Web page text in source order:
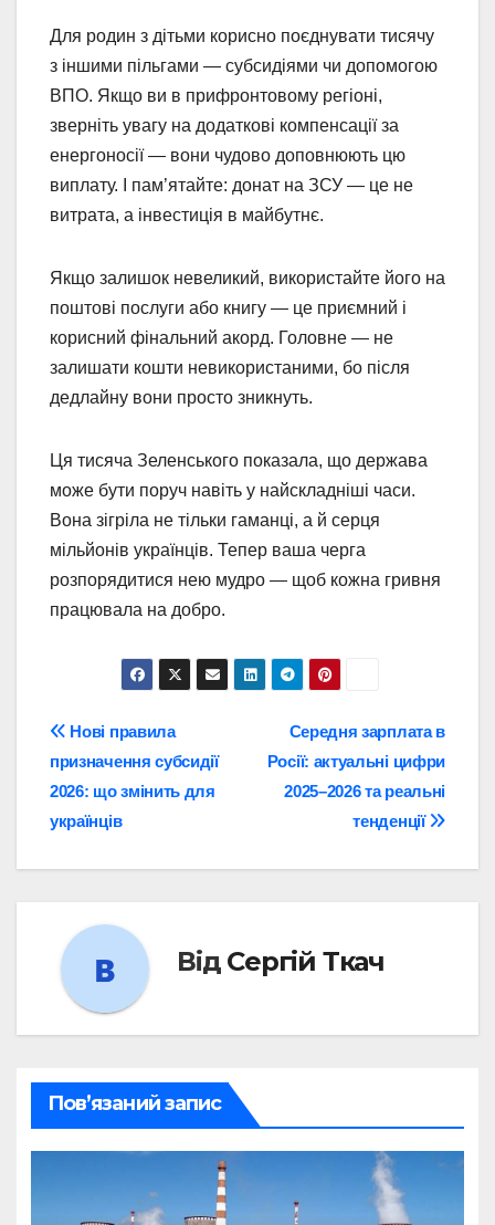
Для родин з дітьми корисно поєднувати тисячу
з іншими пільгами — субсидіями чи допомогою
ВПО. Якщо ви в прифронтовому регіоні,
зверніть увагу на додаткові компенсації за
енергоносії — вони чудово доповнюють цю
виплату. І пам’ятайте: донат на ЗСУ — це не
витрата, а інвестиція в майбутнє.
Якщо залишок невеликий, використайте його на
поштові послуги або книгу — це приємний і
корисний фінальний акорд. Головне — не
залишати кошти невикористаними, бо після
дедлайну вони просто зникнуть.
Ця тисяча Зеленського показала, що держава
може бути поруч навіть у найскладніші часи.
Вона зігріла не тільки гаманці, а й серця
мільйонів українців. Тепер ваша черга
розпорядитися нею мудро — щоб кожна гривня
працювала на добро.
Навігація
записів
Середня зарплата в
Росії: актуальні цифри
2025–2026 та реальні
тенденції
Нові правила
призначення субсидії
2026: що змінить для
українців
Від Сергій Ткач
Пов’язаний запис